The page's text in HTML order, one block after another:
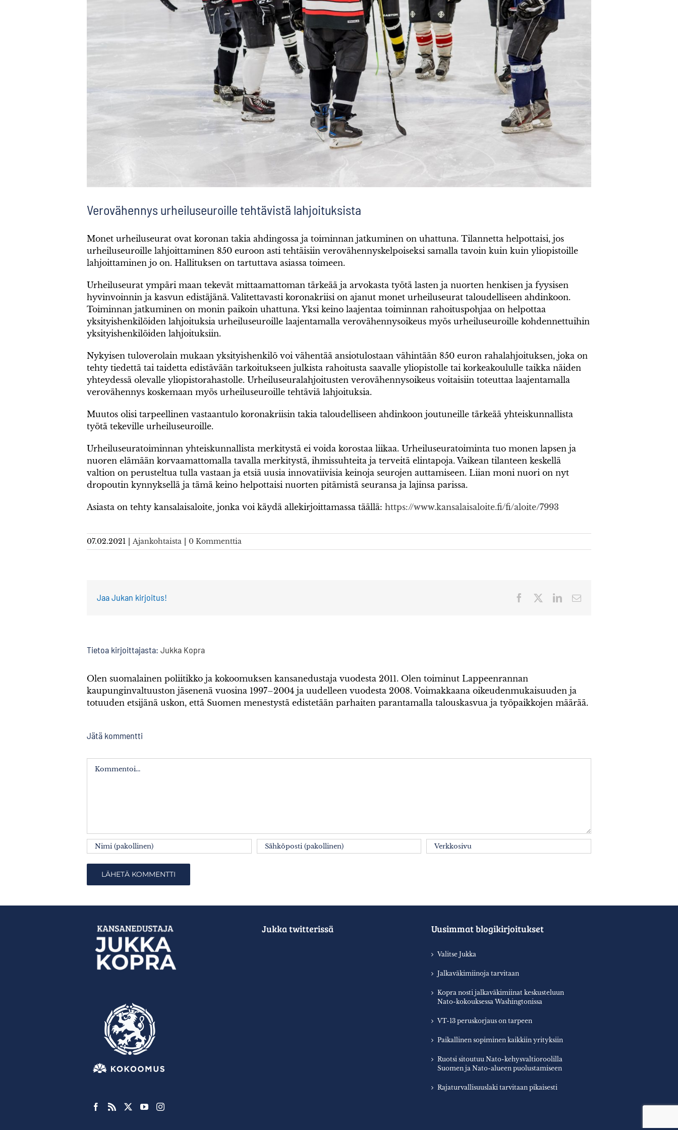
Verovähennys urheiluseuroille tehtävistä lahjoituksista
Monet urheiluseurat ovat koronan takia ahdingossa ja toiminnan jatkuminen on uhattuna. Tilannetta helpottaisi, jos
urheiluseuroille lahjoittaminen 850 euroon asti tehtäisiin verovähennyskelpoiseksi samalla tavoin kuin kuin yliopistoille
lahjoittaminen jo on. Hallituksen on tartuttava asiassa toimeen.
Urheiluseurat ympäri maan tekevät mittaamattoman tärkeää ja arvokasta työtä lasten ja nuorten henkisen ja fyysisen
hyvinvoinnin ja kasvun edistäjänä. Valitettavasti koronakriisi on ajanut monet urheiluseurat taloudelliseen ahdinkoon.
Toiminnan jatkuminen on monin paikoin uhattuna. Yksi keino laajentaa toiminnan rahoituspohjaa on helpottaa
yksityishenkilöiden lahjoituksia urheiluseuroille laajentamalla verovähennysoikeus myös urheiluseuroille kohdennettuihin
yksityishenkilöiden lahjoituksiin.
Nykyisen tuloverolain mukaan yksityishenkilö voi vähentää ansiotulostaan vähintään 850 euron rahalahjoituksen, joka on
tehty tiedettä tai taidetta edistävään tarkoitukseen julkista rahoitusta saavalle yliopistolle tai korkeakoululle taikka näiden
yhteydessä olevalle yliopistorahastolle. Urheiluseuralahjoitusten verovähennysoikeus voitaisiin toteuttaa laajentamalla
verovähennys koskemaan myös urheiluseuroille tehtäviä lahjoituksia.
Muutos olisi tarpeellinen vastaantulo koronakriisin takia taloudelliseen ahdinkoon joutuneille tärkeää yhteiskunnallista
työtä tekeville urheiluseuroille.
Urheiluseuratoiminnan yhteiskunnallista merkitystä ei voida korostaa liikaa. Urheiluseuratoiminta tuo monen lapsen ja
nuoren elämään korvaamattomalla tavalla merkitystä, ihmissuhteita ja terveitä elintapoja. Vaikean tilanteen keskellä
valtion on perusteltua tulla vastaan ja etsiä uusia innovatiivisia keinoja seurojen auttamiseen. Liian moni nuori on nyt
dropoutin kynnyksellä ja tämä keino helpottaisi nuorten pitämistä seuransa ja lajinsa parissa.
Asiasta on tehty kansalaisaloite, jonka voi käydä allekirjoittamassa täällä: https://www.kansalaisaloite.fi/fi/aloite/7993
07.02.2021 Ajankohtaista 0 Kommenttia
Jaa Jukan kirjoitus! Facebook LinkedInSähköposti
Tietoa kirjoittajasta: Jukka Kopra
Olen suomalainen poliitikko ja kokoomuksen kansanedustaja vuodesta 2011. Olen toiminut Lappeenrannan
kaupunginvaltuuston jäsenenä vuosina 1997–2004 ja uudelleen vuodesta 2008. Voimakkaana oikeudenmukaisuuden ja
totuuden etsijänä uskon, että Suomen menestystä edistetään parhaiten parantamalla talouskasvua ja työpaikkojen määrää.
Jätä kommentti
Jukka twitterissä Uusimmat blogikirjoitukset
Valitse Jukka
Jalkaväkimiinoja tarvitaan
Kopra nosti jalkaväkimiinat keskusteluun
Nato-kokouksessa Washingtonissa
VT-13 peruskorjaus on tarpeen
Paikallinen sopiminen kaikkiin yrityksiin
Ruotsi sitoutuu Nato-kehysvaltioroolilla
Suomen ja Nato-alueen puolustamiseen
Rajaturvallisuuslaki tarvitaan pikaisesti